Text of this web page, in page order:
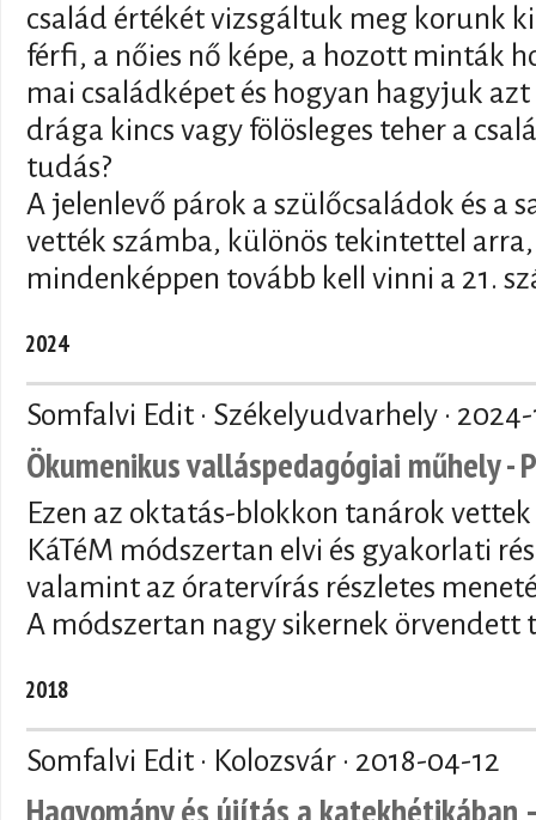
család értékét vizsgáltuk meg korunk
férfi, a nőies nő képe, a hozott minták
mai családképet és hogyan hagyjuk
drága kincs vagy fölösleges teher a
tudás?
A jelenlevő párok a szülőcsaládok és a
vették számba, különös tekintettel
mindenképpen tovább kell vinni a 21.
2024
Somfalvi Edit · Székelyudvarhely ·
Ökumenikus valláspedagógiai műhely -
Ezen az oktatás-blokkon tanárok
KáTéM módszertan elvi és gyakorlati
valamint az óratervírás részletes
A módszertan nagy sikernek örvendett
2018
Somfalvi Edit · Kolozsvár · 2018-04-12
Hagyomány és újítás a